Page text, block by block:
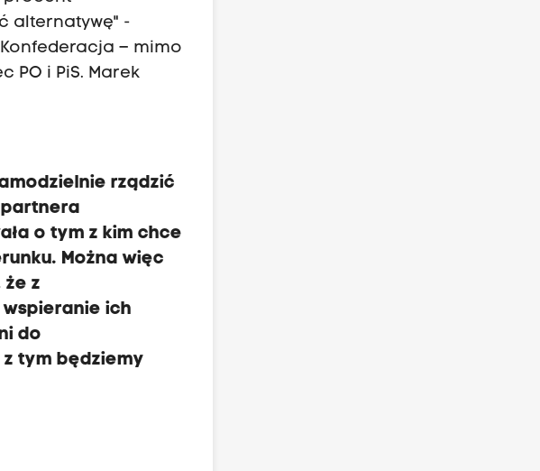
alternatywę" -
– mimo
i PiS. Marek
rządzić
o tym z kim chce
Można więc
z
ich
do
tym będziemy